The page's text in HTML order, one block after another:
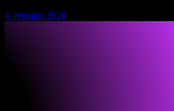
4. februára 2026